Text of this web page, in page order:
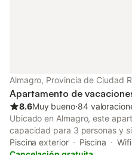
Almagro, Provincia de Ciudad
Apartamento de
8.6Muy bueno⋅84
Ubicado en Almagro, este
capacidad para 3 personas y
ciudad histórica. La propiedad
Piscina exterior Piscina
Wifi